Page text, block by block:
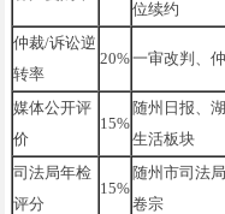
位续约
仲裁/诉讼逆
转率
20%一审改判、
媒体公开评
价
15%
随州日报、
生活板块
司法局年检
评分
15%
随州市司法
卷宗